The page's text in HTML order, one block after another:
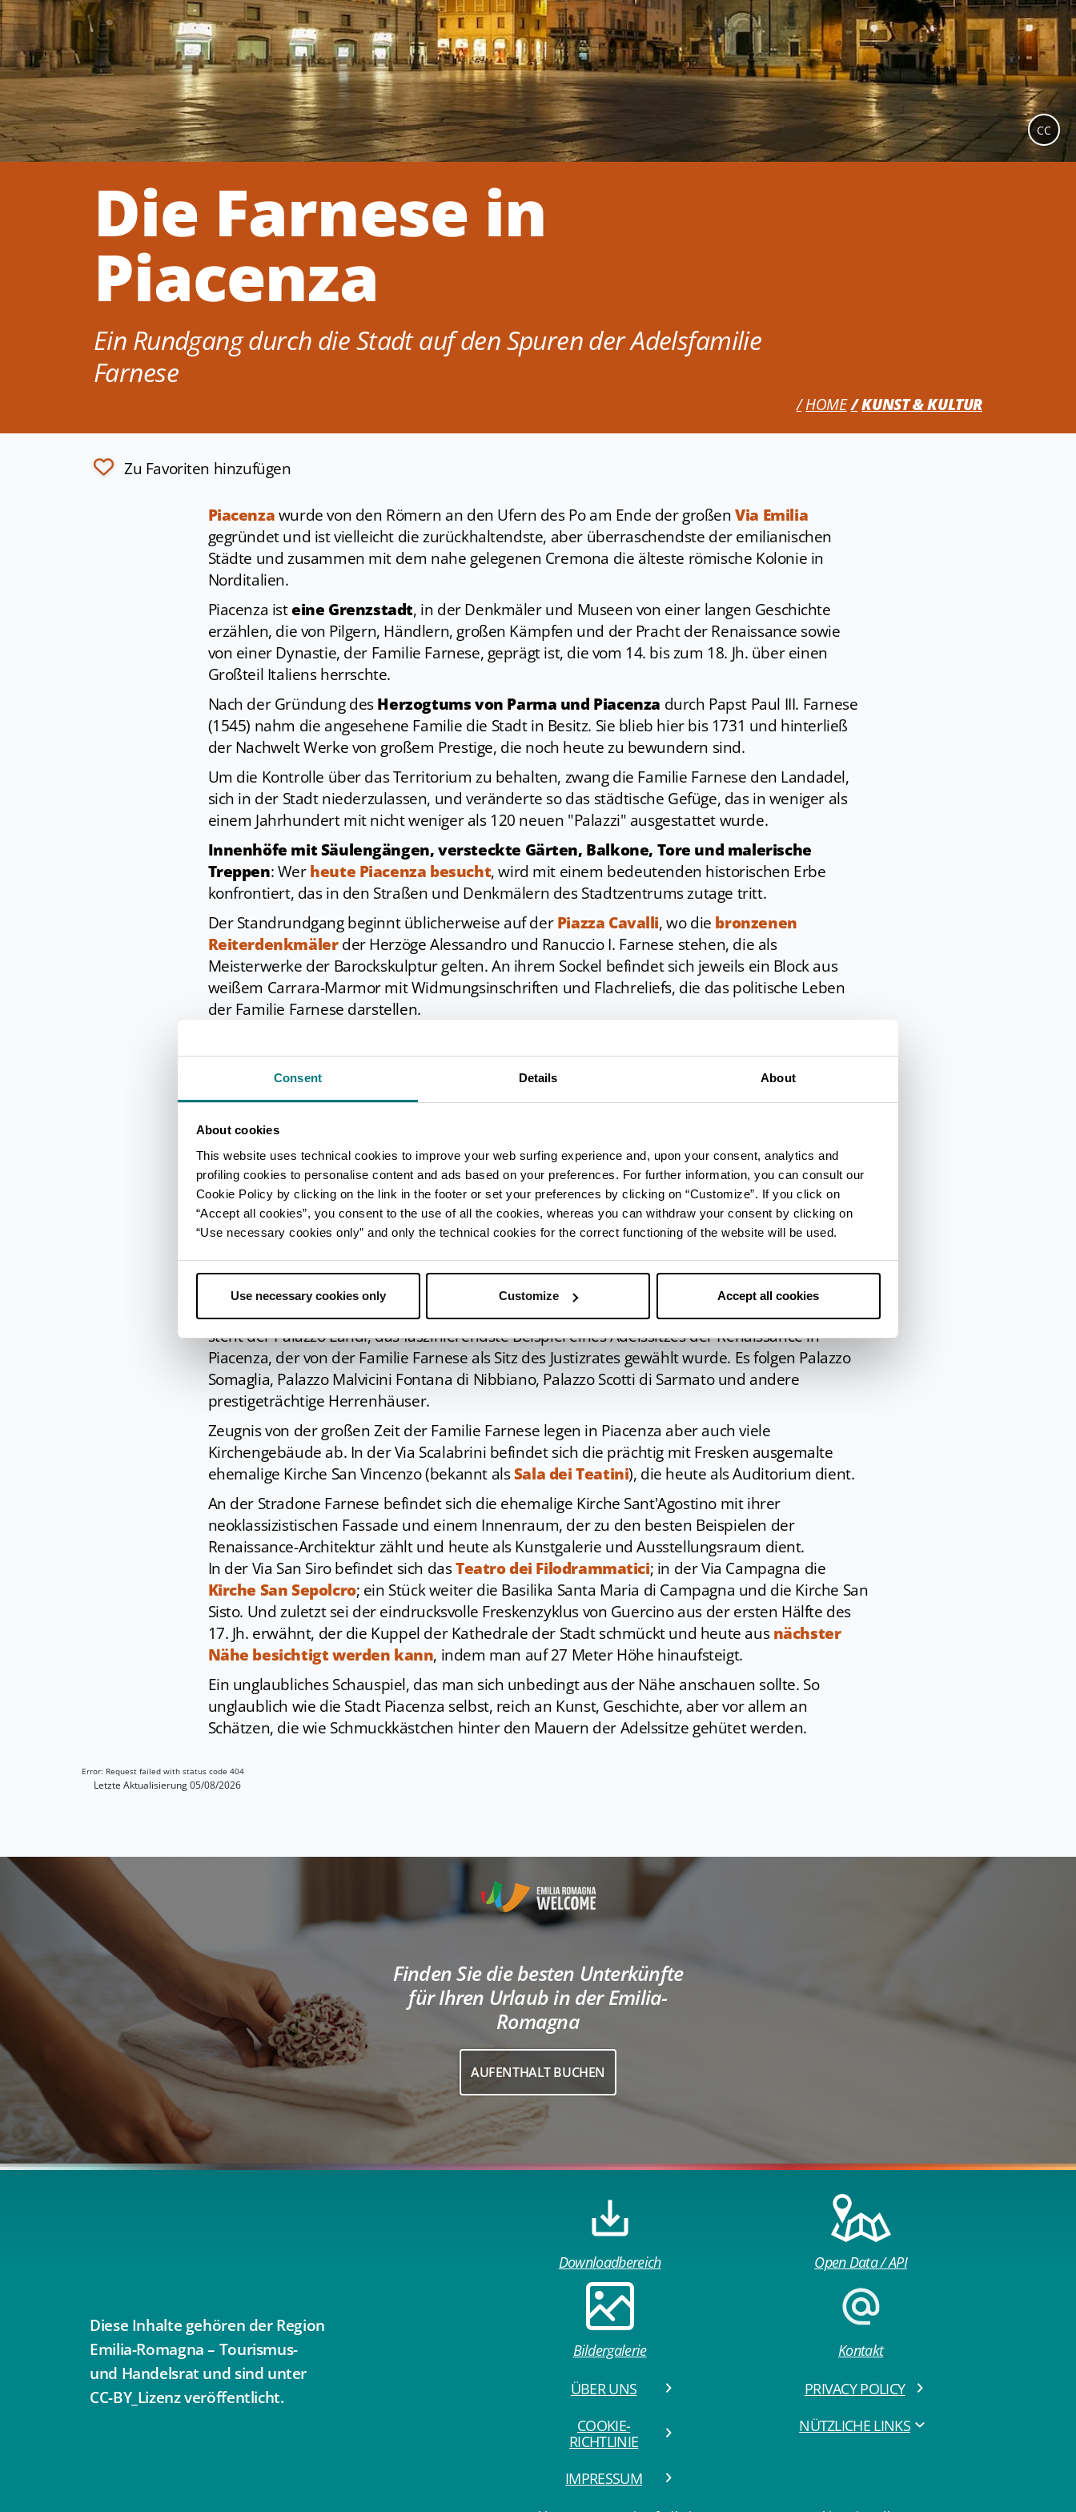
Consent Details About
About cookies
This website uses technical cookies to improve your web surfing experience and, upon your consent, analytics and
profiling cookies to personalise content and ads based on your preferences. For further information, you can consult our
Cookie Policy by clicking on the link in the footer or set your preferences by clicking on “Customize”. If you click on
“Accept all cookies”, you consent to the use of all the cookies, whereas you can withdraw your consent by clicking on
“Use necessary cookies only” and only the technical cookies for the correct functioning of the website will be used.
Use necessary cookies only Customize Accept all cookies
Die Farnese in
Piacenza
Ein Rundgang durch die Stadt auf den Spuren der Adelsfamilie
Farnese
HOME KUNST & KULTUR
CC
Zu Favoriten hinzufügen
Piacenzawurde von den Römern an den Ufern des Po am Ende der großenVia Emilia
gegründet und ist vielleicht die zurückhaltendste, aber überraschendste der emilianischen
Städte und zusammen mit dem nahe gelegenen Cremona die älteste römische Kolonie in
Norditalien.
Piacenza isteine Grenzstadt, in der Denkmäler und Museen von einer langen Geschichte
erzählen, die von Pilgern, Händlern, großen Kämpfen und der Pracht der Renaissance sowie
von einer Dynastie, der Familie Farnese, geprägt ist, die vom 14. bis zum 18. Jh. über einen
Großteil Italiens herrschte.
Nach der Gründung desHerzogtums von Parma und Piacenza durch Papst Paul III. Farnese
(1545) nahm die angesehene Familie die Stadt in Besitz. Sie blieb hier bis 1731 und hinterließ
der Nachwelt Werke von großem Prestige, die noch heute zu bewundern sind.
Um die Kontrolle über das Territorium zu behalten, zwang die Familie Farnese den Landadel,
sich in der Stadt niederzulassen, und veränderte so das städtische Gefüge, das in weniger als
einem Jahrhundert mit nicht weniger als 120 neuen "Palazzi" ausgestattet wurde.
Innenhöfe mit Säulengängen, versteckte Gärten, Balkone, Tore und malerische
Treppen: Werheute Piacenza besucht, wird mit einem bedeutenden historischen Erbe
konfrontiert, das in den Straßen und Denkmälern des Stadtzentrums zutage tritt.
Der Standrundgang beginnt üblicherweise auf derPiazza Cavalli, wo die bronzenen
Reiterdenkmälerder Herzöge Alessandro und Ranuccio I. Farnese stehen, die als
Meisterwerke der Barockskulptur gelten. An ihrem Sockel befindet sich jeweils ein Block aus
weißem Carrara-Marmor mit Widmungsinschriften und Flachreliefs, die das politische Leben
der Familie Farnese darstellen.
unter der Leitung des Architekten Jacopo Barozzi, genannt "Il Vignola", errichtet wurde. Nach
verschiedenen Umbauten beherbergt dieses imposante Gebäude, in dem während des 2.
Weltkriegs auch viele Obdachlose untergebracht waren, heutedie Städtischen Museen.
Im Innern besonders erwähnenswert sind in der Pinakothek die
zusammen mit Johannesdem Täufer anbetet(bekannt alsBotticellis Tondo(Rundbild)), dieSala
dei Fasti Farnesiani, der Saal, der wie kein anderer die Familie Farnese durch bildliche
Darstellungen verherrlicht, das kuriose Kutschenmuseum (Museo delle Carrozze), eines der
renommiertesten Museen Italiens dieser Art, und dasArchäologische Museumder Stadt und
des Territoriums, in dem u. a. die berühmtePiacenza-Leberbewundert werden kann, ein
Fundstück aus der Zeit der Etrusker, das mit den Praktiken der Haruspex-Priester in
DieStraßen des Zentrums sind gesäumt von zahlreichen Adelspalästen.An erster Stelle
steht der Palazzo Landi, das faszinierendste Beispiel eines Adelssitzes der Renaissance in
Piacenza, der von der Familie Farnese als Sitz des Justizrates gewählt wurde. Es folgen Palazzo
Somaglia, Palazzo Malvicini Fontana di Nibbiano, Palazzo Scotti di Sarmato und andere
prestigeträchtige Herrenhäuser.
Zeugnis von der großen Zeit der Familie Farnese legen in Piacenza aber auch viele
Kirchengebäude ab. In der Via Scalabrini befindet sich die prächtig mit Fresken ausgemalte
ehemalige Kirche San Vincenzo (bekannt alsSala dei Teatini), die heute als Auditorium dient.
An der Stradone Farnese befindet sich die ehemalige Kirche Sant'Agostino mit ihrer
neoklassizistischen Fassade und einem Innenraum, der zu den besten Beispielen der
Renaissance-Architektur zählt und heute als Kunstgalerie und Ausstellungsraum dient.
In der Via San Siro befindet sich dasTeatro dei Filodrammatici; in der Via Campagna die
Kirche San Sepolcro; ein Stück weiter die Basilika Santa Maria di Campagna und die Kirche San
Sisto. Und zuletzt sei der eindrucksvolle Freskenzyklus von Guercino aus der ersten Hälfte des
17. Jh. erwähnt, der die Kuppel der Kathedrale der Stadt schmückt und heute ausnächster
Nähe besichtigt werden kann, indem man auf 27 Meter Höhe hinaufsteigt.
Ein unglaubliches Schauspiel, das man sich unbedingt aus der Nähe anschauen sollte. So
unglaublich wie die Stadt Piacenza selbst, reich an Kunst, Geschichte, aber vor allem an
Schätzen, die wie Schmuckkästchen hinter den Mauern der Adelssitze gehütet werden.
Error: Request failed with status code 404
Letzte Aktualisierung 05/08/2026
Finden Sie die besten Unterkünfte
für Ihren Urlaub in der Emilia-
Romagna
AUFENTHALT BUCHEN
Diese Inhalte gehören der Region
Emilia-Romagna – Tourismus-
und Handelsrat und sind unter
CC-BY_Lizenz veröffentlicht.
Downloadbereich Open Data / API
Bildergalerie
Kontakt
ÜBER UNS
PRIVACY POLICY
COOKIE-
RICHTLINIE
NÜTZLICHE LINKS
IMPRESSUM